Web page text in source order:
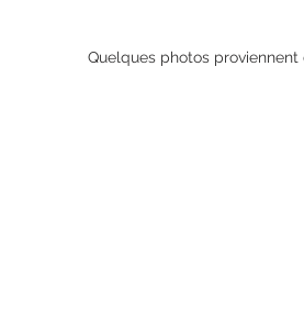
Quelques photos proviennent